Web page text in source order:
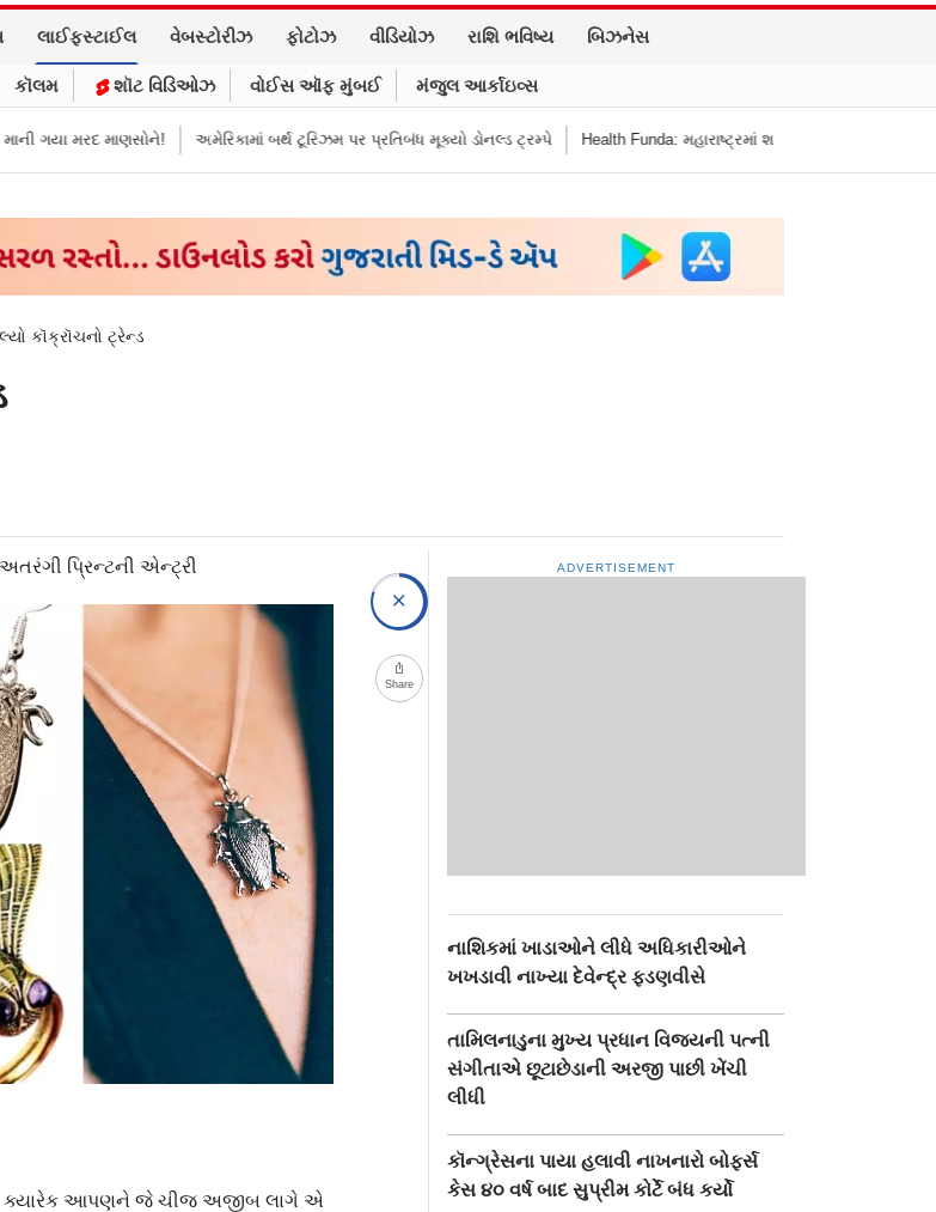
લાઈફસ્ટાઈલ વેબસ્ટોરીઝ ફોટોઝ વીડિયોઝ રાશિ ભવિષ્ય બિઝનેસ
કૉલમ શૉટ વિડિઓઝ વોઈસ ઑફ મુંબઈ મંજુલ આર્કાઇવ્સ
મરદ માણસોને! અમેરિકામાં બર્થ ટૂરિઝમ પર પ્રતિબંધ મૂક્યો ડોનલ્ડ ટ્રમ્પે Health Funda: મહારાષ્ટ્રમાં શાળાની બહાર જંક ફૂડ બૅન!
કૉક્રૉચનો ટ્રેન્ડ
પ્રિન્ટની એન્ટ્રી
ક્યારેક આપણને જે ચીજ અજીબ લાગે એ
Share
ADVERTISEMENT
નાશિકમાં ખાડાઓને લીધે અધિકારીઓને
ખખડાવી નાખ્યા દેવેન્દ્ર ફડણવીસે
તામિલનાડુના મુખ્ય પ્રધાન વિજયની પત્ની
સંગીતાએ છૂટાછેડાની અરજી પાછી ખેંચી
લીધી
કૉન્ગ્રેસના પાયા હલાવી નાખનારો બોફર્સ
કેસ ૪૦ વર્ષ બાદ સુપ્રીમ કોર્ટે બંધ કર્યો